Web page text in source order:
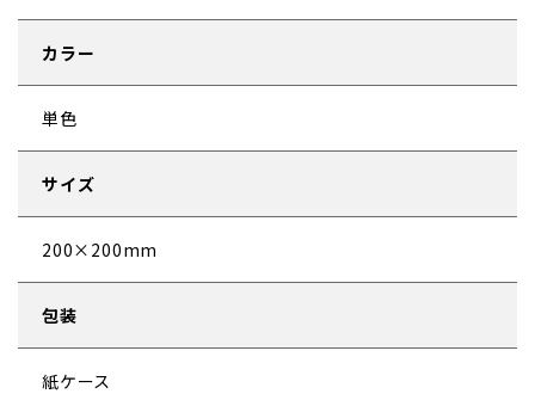
カラー
単色
サイズ
200×200mm
包装
紙ケース